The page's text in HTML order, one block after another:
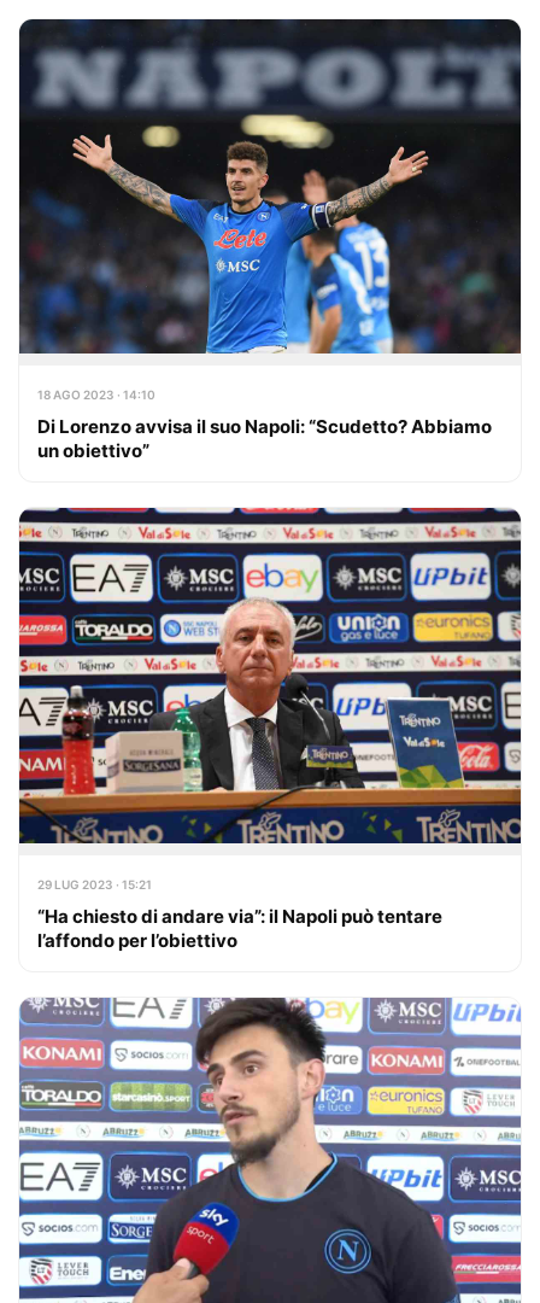
18 AGO 2023 · 14:10
Di Lorenzo avvisa il suo Napoli: “Scudetto? Abbiamo
un obiettivo”
29 LUG 2023 · 15:21
“Ha chiesto di andare via”: il Napoli può tentare
l’affondo per l’obiettivo